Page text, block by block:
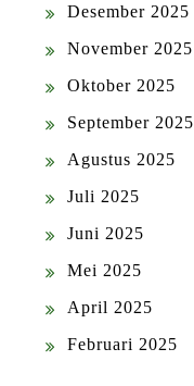
Desember 2025
November 2025
Oktober 2025
September 2025
Agustus 2025
Juli 2025
Juni 2025
Mei 2025
April 2025
Februari 2025